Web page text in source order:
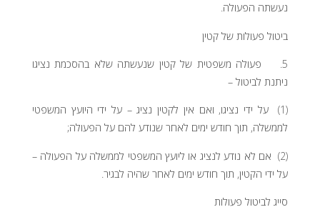
נעשתה הפעולה.
ביטול פעולות של קטין
5. פעולה משפטית של קטין שנעשתה שלא בהסכמת נציגו
ניתנת לביטול –
(1) על ידי נציגו, ואם אין לקטין נציג – על ידי היועץ המשפטי
לממשלה, תוך חודש ימים לאחר שנודע להם על הפעולה;
(2) אם לא נודע לנציג או ליועץ המשפטי לממשלה על הפעולה –
על ידי הקטין, תוך חודש ימים לאחר שהיה לבגיר.
סייג לביטול פעולות